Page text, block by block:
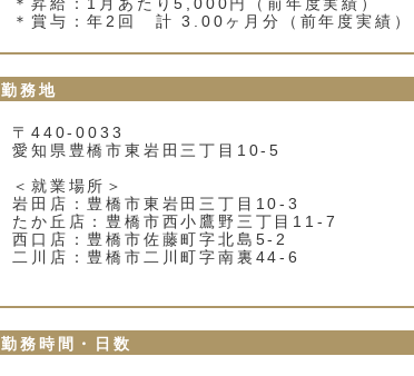
＊賞与：年2回 計 3.00ヶ月分（前年度実績）
勤務地
〒440-0033
愛知県豊橋市東岩田三丁目10‐5
＜就業場所＞
岩田店：豊橋市東岩田三丁目10‐3
たか丘店：豊橋市西小鷹野三丁目11‐7
西口店：豊橋市佐藤町字北島5‐2
二川店：豊橋市二川町字南裏44‐6
勤務時間・日数